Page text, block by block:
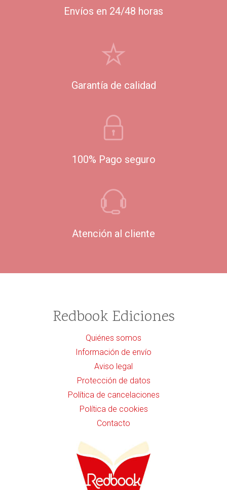
Envíos en 24/48 horas
Garantía de calidad
100% Pago seguro
Atención al cliente
Redbook Ediciones
Quiénes somos
Información de envío
Aviso legal
Protección de datos
Política de cancelaciones
Política de cookies
Contacto